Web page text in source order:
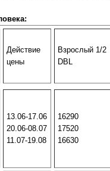
Действие
цены
Взрослый 1/2
DBL
13.06-17.06
20.06-08.07
11.07-19.08
16290
17520
16630